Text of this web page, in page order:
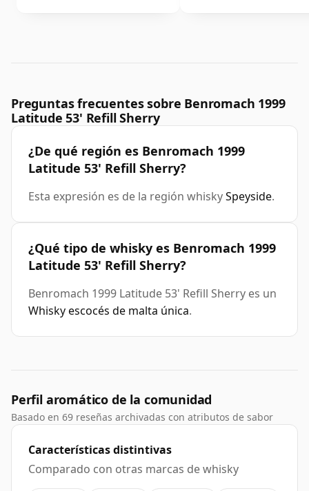
Preguntas frecuentes sobre Benromach 1999
Latitude 53' Refill Sherry
¿De qué región es Benromach 1999
Latitude 53' Refill Sherry?
Esta expresión es de la región whiskySpeyside.
¿Qué tipo de whisky es Benromach 1999
Latitude 53' Refill Sherry?
Benromach 1999 Latitude 53' Refill Sherry es un
Whisky escocés de malta única.
Perfil aromático de la comunidad
Basado en 69 reseñas archivadas con atributos de sabor
Características distintivas
Comparado con otras marcas de whisky